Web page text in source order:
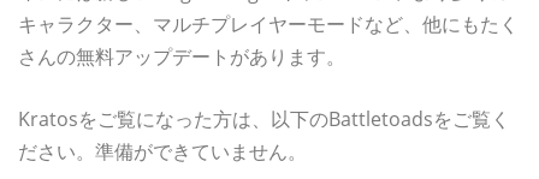
キャラクター、マルチプレイヤーモードなど、他にもたく
さんの無料アップデートがあります。
Kratosをご覧になった方は、以下のBattletoadsをご覧く
ださい。準備ができていません。